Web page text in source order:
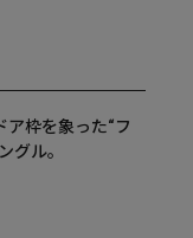
ア枠を象った“フ
グル。